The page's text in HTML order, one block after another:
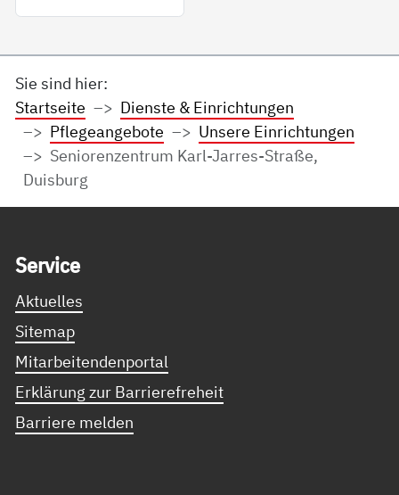
Sie sind hier:
Startseite
Dienste & Einrichtungen
Pflegeangebote
Unsere Einrichtungen
Seniorenzentrum Karl-Jarres-Straße,
Duisburg
Ser­vice
Aktuelles
Sitemap
Mitarbeitendenportal
Erklärung zur Barrierefreheit
Barriere melden